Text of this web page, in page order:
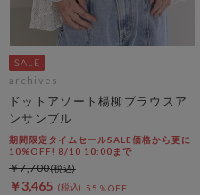
archives
ドットアソート楊柳ブラウスア
ンサンブル
期間限定タイムセールSALE価格から更に
10%OFF! 8/10 10:00まで
￥3,465 55％OFF
￥7,700